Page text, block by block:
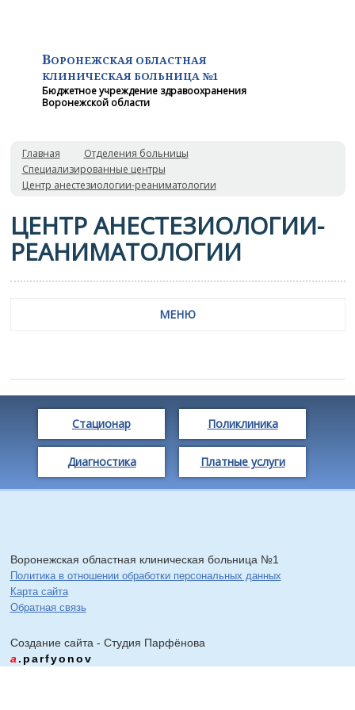
ВОРОНЕЖСКАЯ ОБЛАСТНАЯ
КЛИНИЧЕСКАЯ БОЛЬНИЦА №1
Бюджетное учреждение здравоохранения
Воронежской области
Главная
Отделения больницы
Специализированные центры
Центр анестезиологии-реаниматологии
ЦЕНТР АНЕСТЕЗИОЛОГИИ-
РЕАНИМАТОЛОГИИ
МЕНЮ
Стационар Поликлиника
Диагностика Платные услуги
Воронежская областная клиническая больница №1
Политика в отношении обработки персональных данных
Карта сайта
Обратная связь
Создание сайта - Cтудия Парфёнова
a .parfyonov